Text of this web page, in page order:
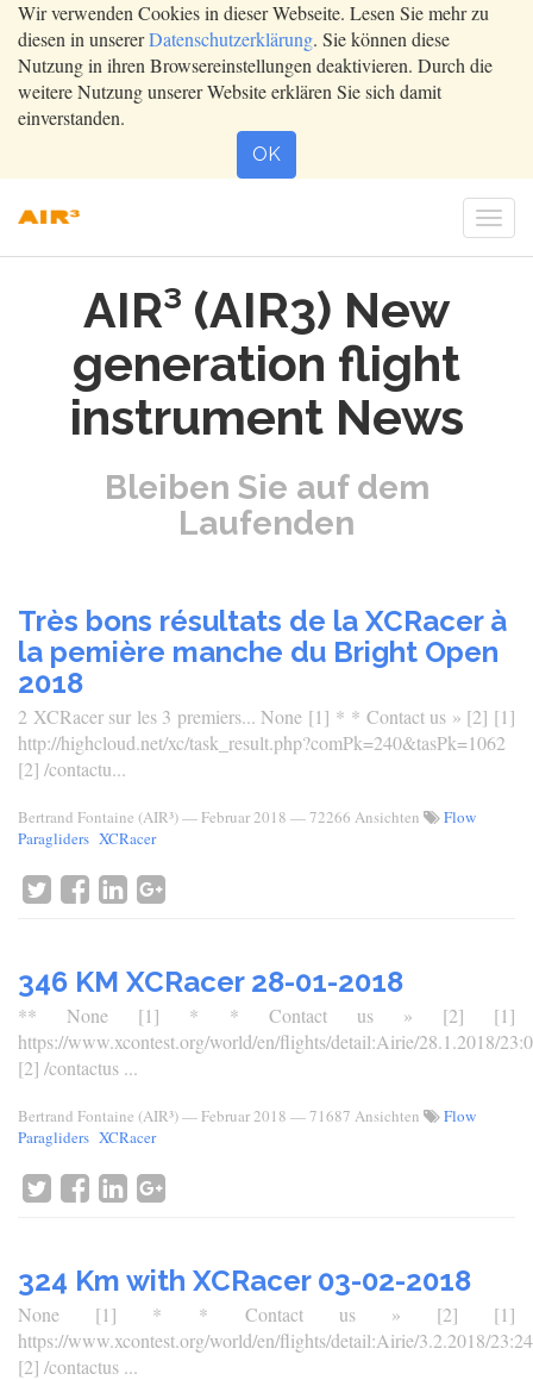
Wir verwenden Cookies in dieser Webseite. Lesen Sie mehr zu
diesen in unsererDatenschutzerklärung. Sie können diese
Nutzung in ihren Browsereinstellungen deaktivieren. Durch die
weitere Nutzung unserer Website erklären Sie sich damit
einverstanden.
OK
AIR³ (AIR3) New
generation flight
instrument News
Bleiben Sie auf dem
Laufenden
Très bons résultats de la XCRacer à
la pemière manche du Bright Open
2018
2 XCRacer sur les 3 premiers... None [1] * * Contact us » [2] [1]
http://highcloud.net/xc/task_result.php?comPk=240&tasPk=1062
[2] /contactu...
Bertrand Fontaine (AIR³)— Februar 2018 — 72266 Ansichten
Flow
Paragliders XCRacer
346 KM XCRacer 28-01-2018
** None [1] * * Contact us » [2] [1]
https://www.xcontest.org/world/en/flights/detail:Airie/28.1.2018/
[2] /contactus ...
Bertrand Fontaine (AIR³)— Februar 2018 — 71687 Ansichten
Flow
Paragliders XCRacer
324 Km with XCRacer 03-02-2018
None [1] * * Contact us » [2] [1]
https://www.xcontest.org/world/en/flights/detail:Airie/3.2.2018/23:24
[2] /contactus ...